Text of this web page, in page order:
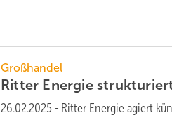
Großhandel
Ritter Energie
26.02.2025 - Ritter Energie agiert